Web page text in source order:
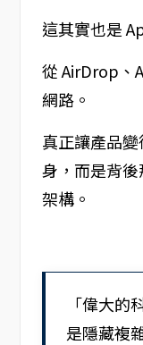
這其實也是
從 AirDrop、
網路。
真正讓產品
身，而是背
架構。
「偉大
是隱藏複